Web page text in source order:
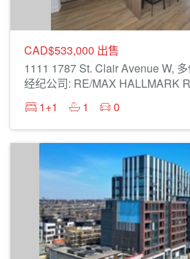
CAD$533,000 出售
1111 1787 St. Clair Avenue W,
经纪公司: RE/MAX HALLMARK
1+1
1 0